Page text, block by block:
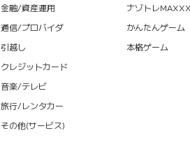
金融/資産運用
通信/プロバイダ
引越し
クレジットカード
音楽/テレビ
旅行/レンタカー
その他(サービス)
ナゾトレMAXXX
かんたんゲーム
本格ゲーム